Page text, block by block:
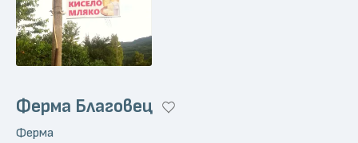
Ферма Благовец
Ферма